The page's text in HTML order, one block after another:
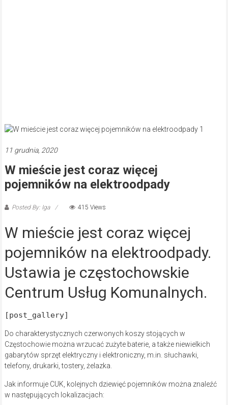
11 grudnia, 2020
W mieście jest coraz więcej
pojemników na elektroodpady
Posted By: Iga 415 Views
W mieście jest coraz więcej
pojemników na elektroodpady.
Ustawia je częstochowskie
Centrum Usług Komunalnych.
[post_gallery]
Do charakterystycznych czerwonych koszy stojących w
Częstochowie można wrzucać zużyte baterie, a także niewielkich
gabarytów sprzęt elektryczny i elektroniczny, m.in. słuchawki,
telefony, drukarki, tostery, żelazka.
Jak informuje CUK, kolejnych dziewięć pojemników można znaleźć
w następujących lokalizacjach: